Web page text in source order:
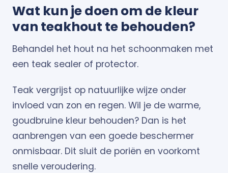
Wat kun je doen om de kleur
van teakhout te behouden?
Behandel het hout na het schoonmaken met
een teak sealer of protector.
Teak vergrijst op natuurlijke wijze onder
invloed van zon en regen. Wil je de warme,
goudbruine kleur behouden? Dan is het
aanbrengen van een goede beschermer
onmisbaar. Dit sluit de poriën en voorkomt
snelle veroudering.